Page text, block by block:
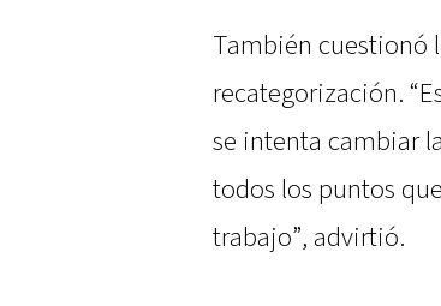
También cuestionó
recategorización.
se intenta cambiar
todos los puntos
trabajo”, advirtió.